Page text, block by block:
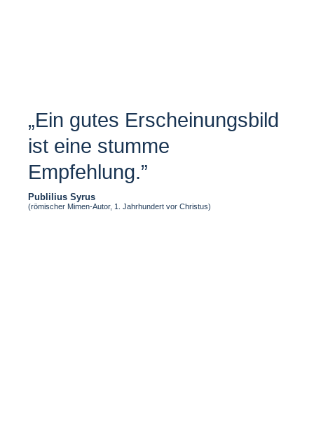
„Ein gutes Erscheinungsbild
ist eine stumme
Empfehlung.”
Publilius Syrus
(römischer Mimen-Autor, 1. Jahrhundert vor Christus)